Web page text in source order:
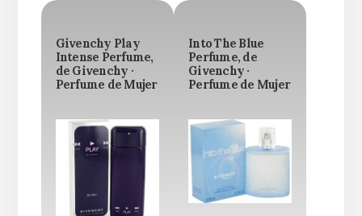
Givenchy Play
Intense Perfume,
de Givenchy ·
Perfume de Mujer
Into The Blue
Perfume, de
Givenchy ·
Perfume de Mujer